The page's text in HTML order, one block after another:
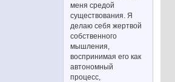
меня средой
существования. Я
делаю себя жертвой
собственного
мышления,
воспринимая его как
автономный
процесс,